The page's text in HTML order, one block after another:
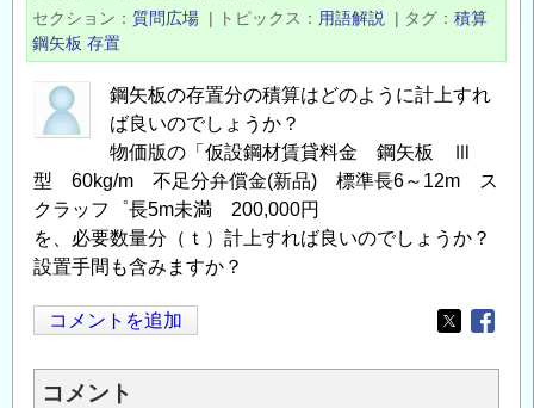
セクション
質問広場 | トピックス 用語解説 | タグ
積算
鋼矢板 存置
鋼矢板の存置分の積算はどのように計上すれ
ば良いのでしょうか？
物価版の「仮設鋼材賃貸料金 鋼矢板 Ⅲ
型 60kg/m 不足分弁償金(新品) 標準長6～12m ス
クラッフ゜長5m未満 200,000円
を、必要数量分（ｔ）計上すれば良いのでしょうか？
設置手間も含みますか？
コメントを追加
Opens in
コメント